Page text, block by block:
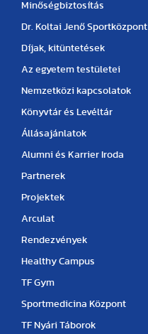
Minőségbiztosítás
Dr. Koltai Jenő Sportközpont
Díjak, kitüntetések
Az egyetem testületei
Nemzetközi kapcsolatok
Könyvtár és Levéltár
Állásajánlatok
Alumni és Karrier Iroda
Partnerek
Projektek
Arculat
Rendezvények
Healthy Campus
TF Gym
Sportmedicina Központ
TF Nyári Táborok